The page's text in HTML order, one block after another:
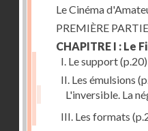
Le Cinéma
PREMIÈRE
CHAPITRE I : Le
I. Le support(p.20)
II. Les émulsions
L'inversible. La
III. Les formats